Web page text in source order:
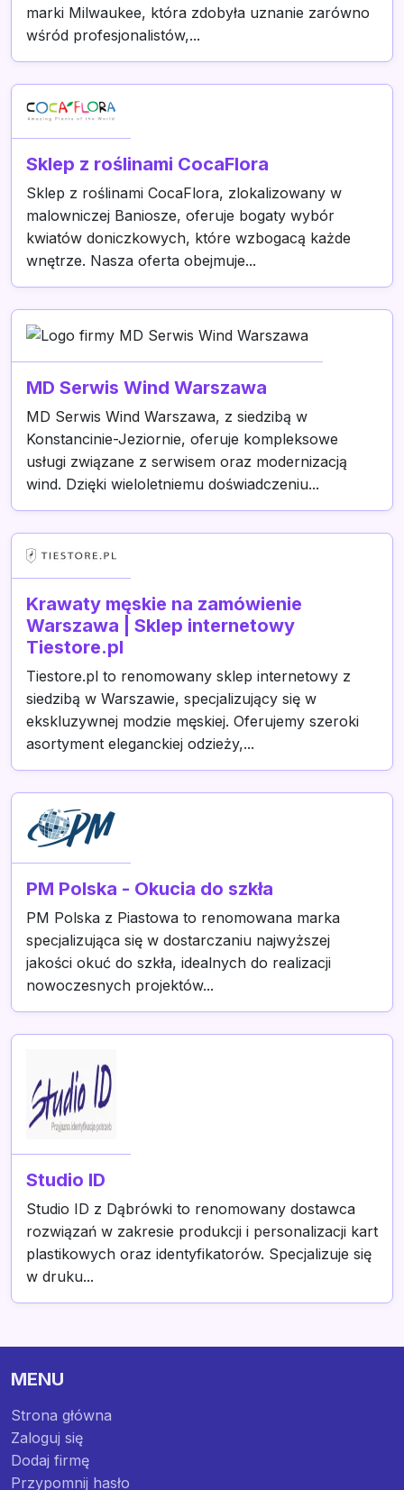
marki Milwaukee, która zdobyła uznanie zarówno
wśród profesjonalistów,...
Sklep z roślinami CocaFlora
Sklep z roślinami CocaFlora, zlokalizowany w
malowniczej Baniosze, oferuje bogaty wybór
kwiatów doniczkowych, które wzbogacą każde
wnętrze. Nasza oferta obejmuje...
MD Serwis Wind Warszawa
MD Serwis Wind Warszawa, z siedzibą w
Konstancinie-Jeziornie, oferuje kompleksowe
usługi związane z serwisem oraz modernizacją
wind. Dzięki wieloletniemu doświadczeniu...
Krawaty męskie na zamówienie
Warszawa | Sklep internetowy
Tiestore.pl
Tiestore.pl to renomowany sklep internetowy z
siedzibą w Warszawie, specjalizujący się w
ekskluzywnej modzie męskiej. Oferujemy szeroki
asortyment eleganckiej odzieży,...
PM Polska - Okucia do szkła
PM Polska z Piastowa to renomowana marka
specjalizująca się w dostarczaniu najwyższej
jakości okuć do szkła, idealnych do realizacji
nowoczesnych projektów...
Studio ID
Studio ID z Dąbrówki to renomowany dostawca
rozwiązań w zakresie produkcji i personalizacji kart
plastikowych oraz identyfikatorów. Specjalizuje się
w druku...
MENU
Strona główna
Zaloguj się
Dodaj firmę
Przypomnij hasło